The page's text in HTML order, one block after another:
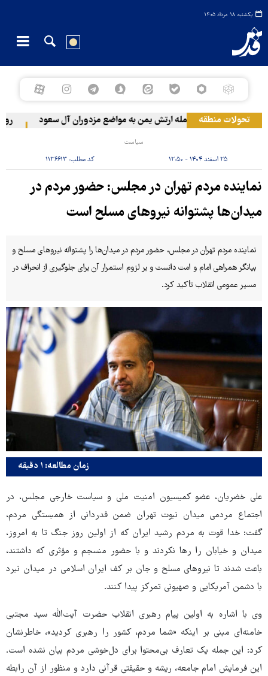
یکشنبه ۱۸ مرداد ۱۴۰۵
تحولات منطقهحمله ارتش یمن به مواضع مزدوران آل سعود رویترز: عربستان ۸۶
سیاست
۲۵ اسفند ۱۴۰۴ - ۱۲:۵۰ کد مطلب: ۱۱۳۶۶۱۳
نماینده مردم تهران در مجلس: حضور مردم در
میدان‌ها پشتوانه نیروهای مسلح است
نماینده مردم تهران در مجلس، حضور مردم در میدان‌ها را پشتوانه نیروهای مسلح و
بیانگر همراهی امام و امت دانست و بر لزوم استمرار آن برای جلوگیری از انحراف در
مسیر عمومی انقلاب تأکید کرد.
زمان مطالعه: ۱ دقیقه
علی خضریان، عضو کمیسیون امنیت ملی و سیاست خارجی مجلس، در
اجتماع مردمی میدان نبوت تهران ضمن قدردانی از همبستگی مردم،
گفت: خدا قوت به مردم رشید ایران که از اولین روز جنگ تا به امروز،
میدان و خیابان را رها نکردند و با حضور منسجم و مؤثری که داشتند،
باعث شدند تا نیروهای مسلح و جان بر کف ایران اسلامی در میدان نبرد
با دشمن آمریکایی و صهیونی تمرکز پیدا کنند.
وی با اشاره به اولین پیام رهبری انقلاب حضرت آیت‌الله سید مجتبی
خامنه‌ای مبنی بر اینکه «شما مردم، کشور را رهبری کردید»، خاطرنشان
کرد: این جمله یک تعارف بی‌محتوا برای دل‌خوشی مردم بیان نشده است.
این فرمایش امام جامعه، ریشه و حقیقتی قرآنی دارد و منظور از آن رابطه